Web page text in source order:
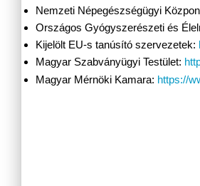
Nemzeti Népegészségügyi
Országos Gyógyszerészeti és
Kijelölt EU-s tanúsító szervezetek:
Magyar Szabványügyi Testület:
Magyar Mérnöki Kamara: https://